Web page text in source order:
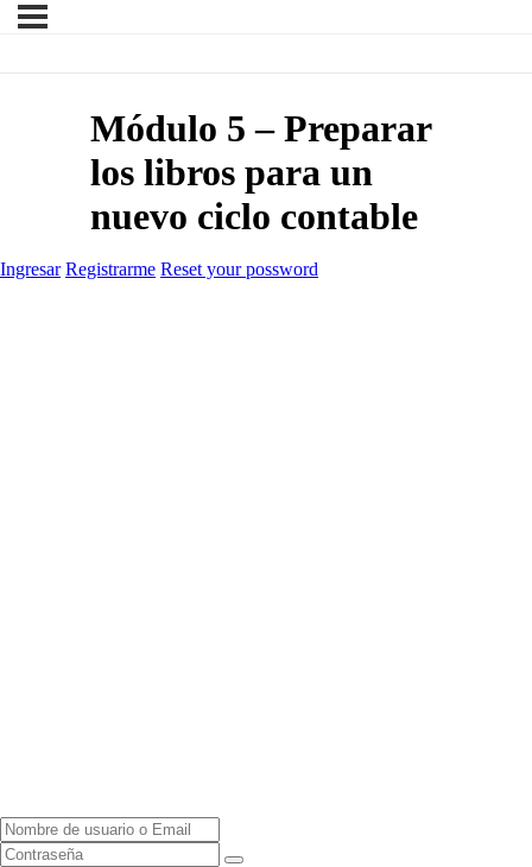
Módulo 5 – Preparar
los libros para un
nuevo ciclo contable
Ingresar Registrarme Reset your possword